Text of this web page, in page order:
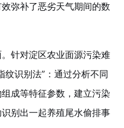
弥补了恶劣天气期间的数
针对淀区农业面源污染难
纹识别法”：通过分析不同
成等特征参数，建立污染
别出一起养殖尾水偷排事